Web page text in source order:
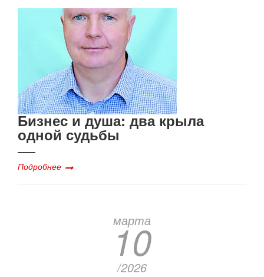
Бизнес и душа: два крыла
одной судьбы
Подробнее
марта
10
/2026